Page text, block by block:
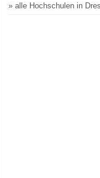
» alle Hochschulen in